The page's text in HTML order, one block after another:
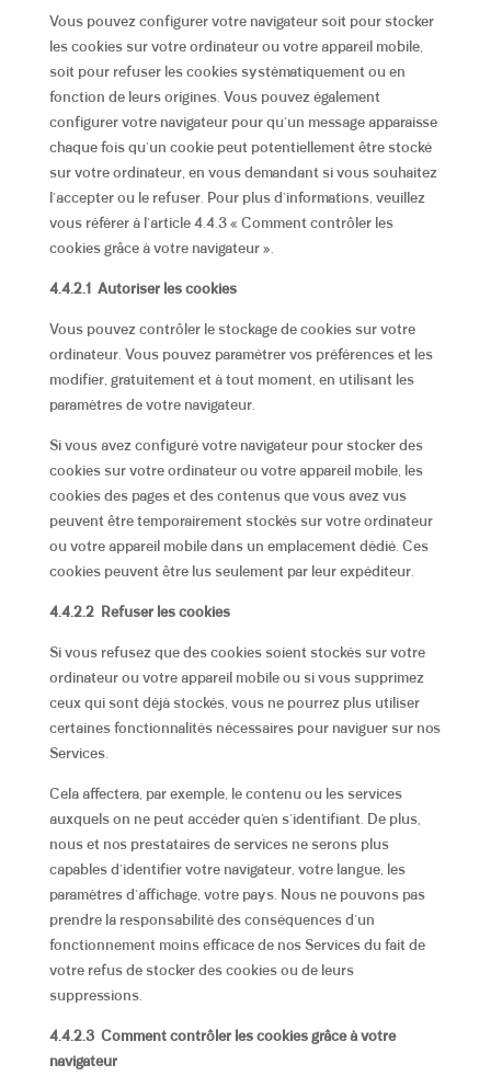
Vous pouvez configurer votre navigateur soit pour stocker
les cookies sur votre ordinateur ou votre appareil mobile,
soit pour refuser les cookies systématiquement ou en
fonction de leurs origines. Vous pouvez également
configurer votre navigateur pour qu’un message apparaisse
chaque fois qu’un cookie peut potentiellement être stocké
sur votre ordinateur, en vous demandant si vous souhaitez
l’accepter ou le refuser. Pour plus d’informations, veuillez
vous référer à l’article 4.4.3 « Comment contrôler les
cookies grâce à votre navigateur ».
4.4.2.1 Autoriser les cookies
Vous pouvez contrôler le stockage de cookies sur votre
ordinateur. Vous pouvez paramétrer vos préférences et les
modifier, gratuitement et à tout moment, en utilisant les
paramètres de votre navigateur.
Si vous avez configuré votre navigateur pour stocker des
cookies sur votre ordinateur ou votre appareil mobile, les
cookies des pages et des contenus que vous avez vus
peuvent être temporairement stockés sur votre ordinateur
ou votre appareil mobile dans un emplacement dédié. Ces
cookies peuvent être lus seulement par leur expéditeur.
4.4.2.2 Refuser les cookies
Si vous refusez que des cookies soient stockés sur votre
ordinateur ou votre appareil mobile ou si vous supprimez
ceux qui sont déjà stockés, vous ne pourrez plus utiliser
certaines fonctionnalités nécessaires pour naviguer sur nos
Services.
Cela affectera, par exemple, le contenu ou les services
auxquels on ne peut accéder qu’en s’identifiant. De plus,
nous et nos prestataires de services ne serons plus
capables d’identifier votre navigateur, votre langue, les
paramètres d’affichage, votre pays. Nous ne pouvons pas
prendre la responsabilité des conséquences d’un
fonctionnement moins efficace de nos Services du fait de
votre refus de stocker des cookies ou de leurs
suppressions.
4.4.2.3 Comment contrôler les cookies grâce à votre
navigateur